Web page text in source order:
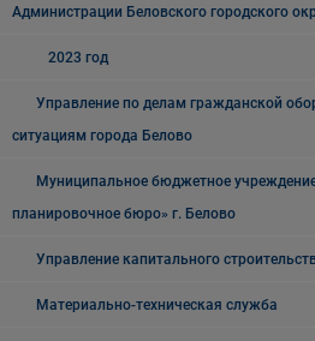
Администрации Беловского городского
2023 год
Управление по делам гражданской
ситуациям города Белово
Муниципальное бюджетное
планировочное бюро» г. Белово
Управление капитального
Материально-техническая служба